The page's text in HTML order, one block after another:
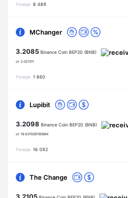
Резерв 8 489
MChanger
3.2085 Binance Coin BEP20 (BNB)
от 2.021311
Резерв 1 860
Lupibit
3.2098 Binance Coin BEP20 (BNB)
от 18.631509780884
Резерв 16 092
The Change